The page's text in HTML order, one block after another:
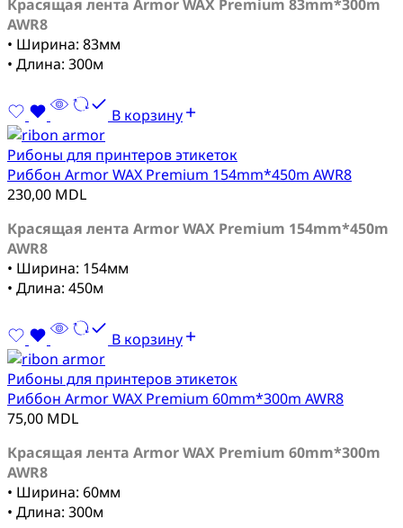
Красящая лента Armor WAX Premium 83mm*300m
AWR8
• Ширина: 83мм
• Длина: 300м
В корзину
Рибоны для принтеров этикеток
Риббон Armor WAX Premium 154mm*450m AWR8
230,00 MDL
Красящая лента Armor WAX Premium 154mm*450m
AWR8
• Ширина: 154мм
• Длина: 450м
В корзину
Рибоны для принтеров этикеток
Риббон Armor WAX Premium 60mm*300m AWR8
75,00 MDL
Красящая лента Armor WAX Premium 60mm*300m
AWR8
• Ширина: 60мм
• Длина: 300м